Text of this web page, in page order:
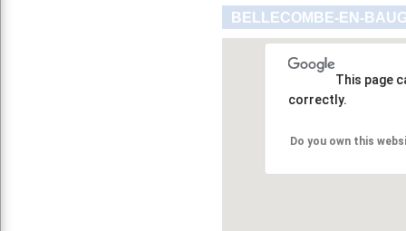
BELLECOMBE-EN-
This page
correctly.
Do you own this